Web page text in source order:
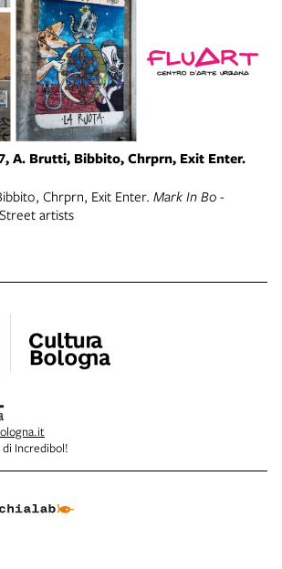
A. Brutti, Bibbito, Chrprn, Exit Enter.
Chrprn, Exit Enter. Mark In Bo -
artists
Incredibol!